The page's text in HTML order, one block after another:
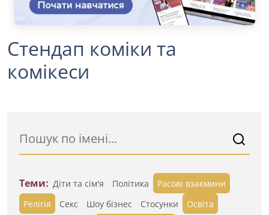
Стендап коміки та
комікеси
Теми: Діти та сім'я Політика
Расові взаємини
Релігія
Секс Шоу бізнес Стосунки
Освіта